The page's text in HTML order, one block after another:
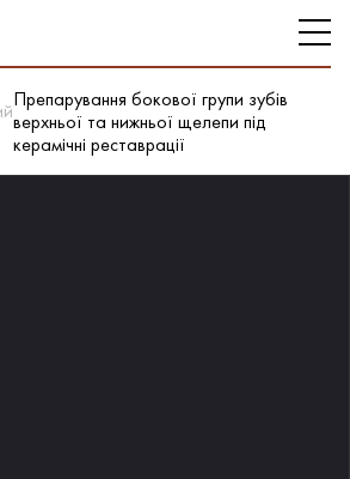
Препарування бокової групи зубів
верхньої та нижньої щелепи під
керамічні реставрації